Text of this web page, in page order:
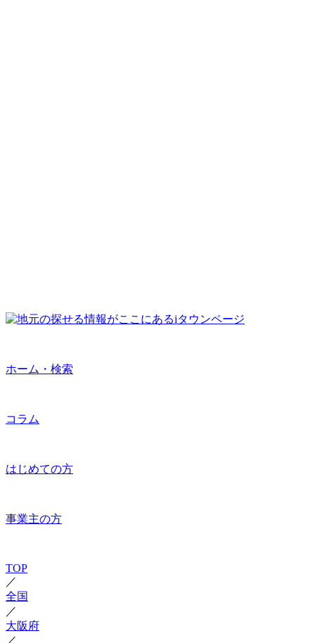
ホーム・検索
コラム
はじめての方
事業主の方
TOP
／
全国
／
大阪府
／